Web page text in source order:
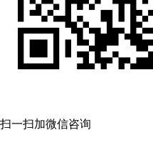
扫一扫加微信咨询